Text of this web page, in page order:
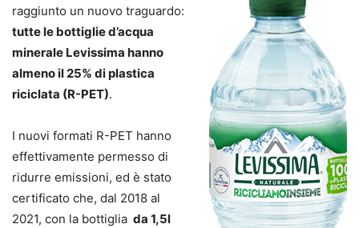
raggiunto un nuovo traguardo:
tutte le bottiglie d’acqua
minerale Levissima hanno
almeno il 25% di plastica
riciclata (R-PET).
I nuovi formati R-PET hanno
effettivamente permesso di
ridurre emissioni, ed è stato
certificato che, dal 2018 al
2021, con la bottiglia da 1,5l